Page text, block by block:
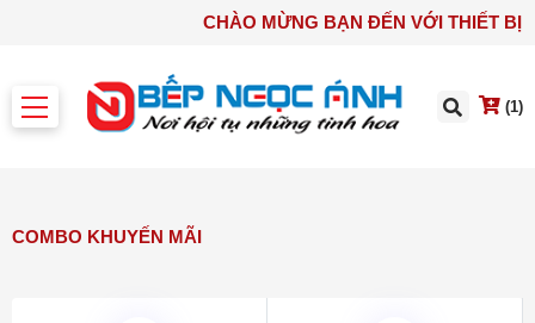
CHÀO MỪNG BẠN ĐẾN VỚI
(1)
COMBO KHUYẾN MÃI